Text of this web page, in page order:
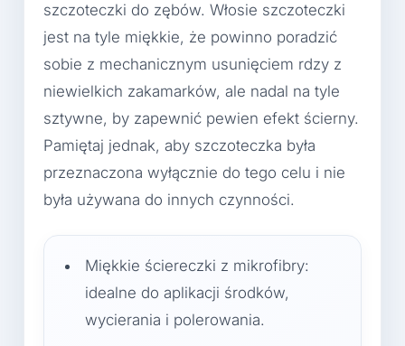
szczoteczki do zębów. Włosie szczoteczki
jest na tyle miękkie, że powinno poradzić
sobie z mechanicznym usunięciem rdzy z
niewielkich zakamarków, ale nadal na tyle
sztywne, by zapewnić pewien efekt ścierny.
Pamiętaj jednak, aby szczoteczka była
przeznaczona wyłącznie do tego celu i nie
była używana do innych czynności.
Miękkie ściereczki z mikrofibry:
idealne do aplikacji środków,
wycierania i polerowania.